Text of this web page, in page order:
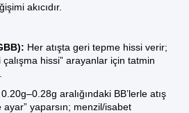
akıcıdır.
Her atışta geri tepme hissi verir;
hissi” arayanlar için tatmin
0.20g–0.28g aralığındaki BB’lerle atış
ayar” yaparsın; menzil/isabet